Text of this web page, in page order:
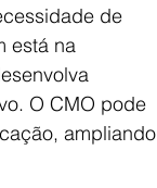
de
está na
O CMO pode
ampliando